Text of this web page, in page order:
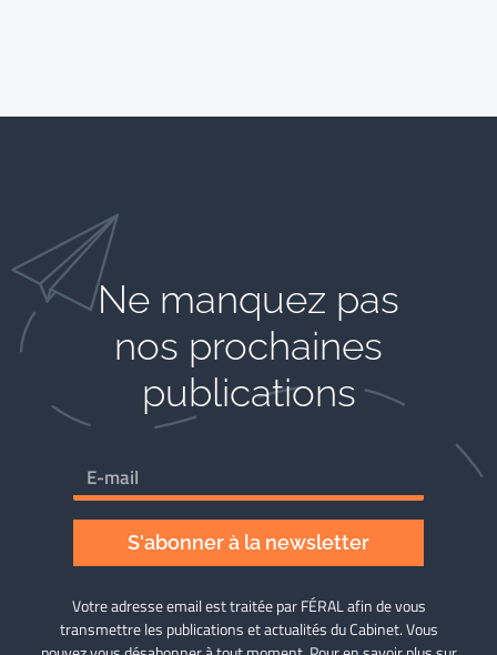
Ne manquez pas
nos prochaines
publications
S'abonner à la newsletter
Votre adresse email est traitée par FÉRAL afin de vous
transmettre les publications et actualités du Cabinet. Vous